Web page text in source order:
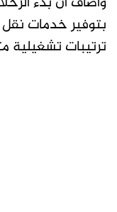
بتوفير خدمات
ترتيبات